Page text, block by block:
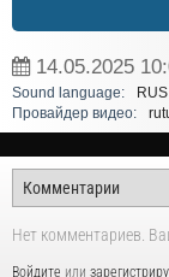
14.05.2025
Sound language:
Провайдер видео:
Нет комментариев.
Войдите или